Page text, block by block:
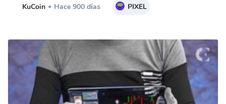
KuCoin Hace 900 días PIXEL